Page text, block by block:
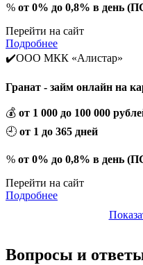
% от 0% до 0,8% в день
Перейти на сайт
Подробнее
✔️ООО МКК «Алистар»
Гранат - займ онлайн на
💰 от 1 000 до 100 000
🕘 от 1 до 365 дней
% от 0% до 0,8% в день
Перейти на сайт
Подробнее
Вопросы и